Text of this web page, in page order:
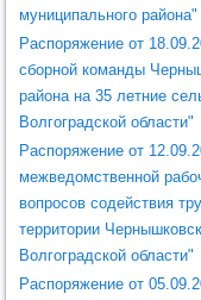
муниципального района"
Распоряжение от
сборной команды
района на 35 летние
Волгоградской области"
Распоряжение от
межведомственной
вопросов содействия
территории
Волгоградской области"
Распоряжение от